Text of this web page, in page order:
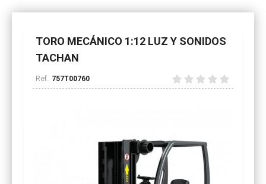
TORO MECÁNICO 1:12 LUZ Y SONIDOS
TACHAN
757T00760